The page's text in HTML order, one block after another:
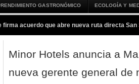
GASTRONÓMICO ECOLOGÍA Y
firma acuerdo que abre nueva ruta directa
Minor Hotels anuncia a
nueva gerente general de